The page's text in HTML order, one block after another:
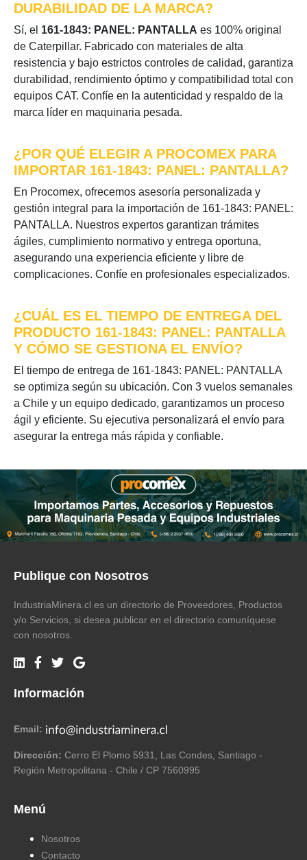
DURABILIDAD DE LA MARCA?
Sí, el 161-1843: PANEL: PANTALLA es 100% original
de Caterpillar. Fabricado con materiales de alta
resistencia y bajo estrictos controles de calidad, garantiza
durabilidad, rendimiento óptimo y compatibilidad total con
equipos CAT. Confíe en la autenticidad y respaldo de la
marca líder en maquinaria pesada.
¿POR QUÉ ELEGIR A PROCOMEX PARA
IMPORTAR 161-1843: PANEL: PANTALLA?
En Procomex, ofrecemos asesoría personalizada y
gestión integral para la importación de 161-1843: PANEL:
PANTALLA. Nuestros expertos garantizan trámites
ágiles, cumplimiento normativo y entrega oportuna,
asegurando una experiencia eficiente y libre de
complicaciones. Confíe en profesionales especializados.
¿CUÁL ES EL TIEMPO DE ENTREGA DEL
PRODUCTO 161-1843: PANEL: PANTALLA
Y CÓMO SE GESTIONA EL ENVÍO?
El tiempo de entrega de 161-1843: PANEL: PANTALLA
se optimiza según su ubicación. Con 3 vuelos semanales
a Chile y un equipo dedicado, garantizamos un proceso
ágil y eficiente. Su ejecutiva personalizará el envío para
asegurar la entrega más rápida y confiable.
Publique con Nosotros
IndustriaMinera.cl es un directorio de Proveedores, Productos
y/o Servicios, si desea publicar en el directorio comuníquese
con nosotros.
Información
Email:
Dirección: Cerro El Plomo 5931, Las Condes, Santiago -
Región Metropolitana - Chile / CP 7560995
Menú
Nosotros
Contacto